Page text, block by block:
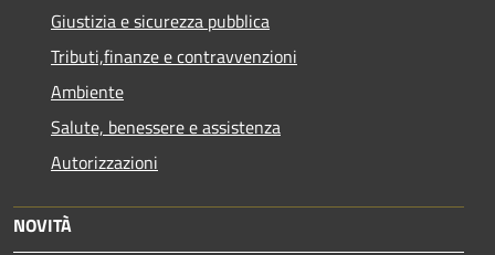
Giustizia e sicurezza pubblica
Tributi,finanze e contravvenzioni
Ambiente
Salute, benessere e assistenza
Autorizzazioni
NOVITÀ